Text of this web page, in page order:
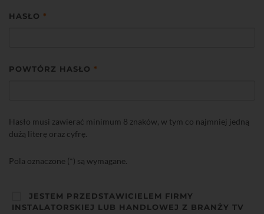
HASŁO *
POWTÓRZ HASŁO *
Hasło musi zawierać minimum 8 znaków, w tym co najmniej jedną
dużą literę oraz cyfrę.
Pola oznaczone (*) są wymagane.
JESTEM PRZEDSTAWICIELEM FIRMY
INSTALATORSKIEJ LUB HANDLOWEJ Z BRANŻY TV